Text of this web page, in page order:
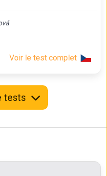
Voir le test complet
tests